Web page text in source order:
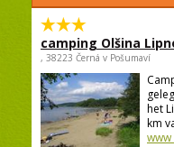
camping Olšina
, 38223 Černá v Pošumaví
het
km